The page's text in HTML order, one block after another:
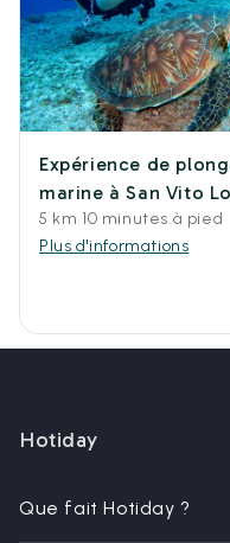
Expérience de
marine à San Vito
5 km 10 minutes à pied
Plus d'informations
Hotiday
Que fait Hotiday ?